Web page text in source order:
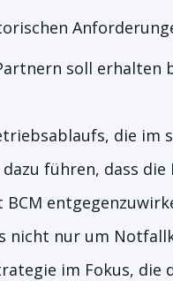
soll erhalten
die im
führen, dass die
nicht nur um
im Fokus, die